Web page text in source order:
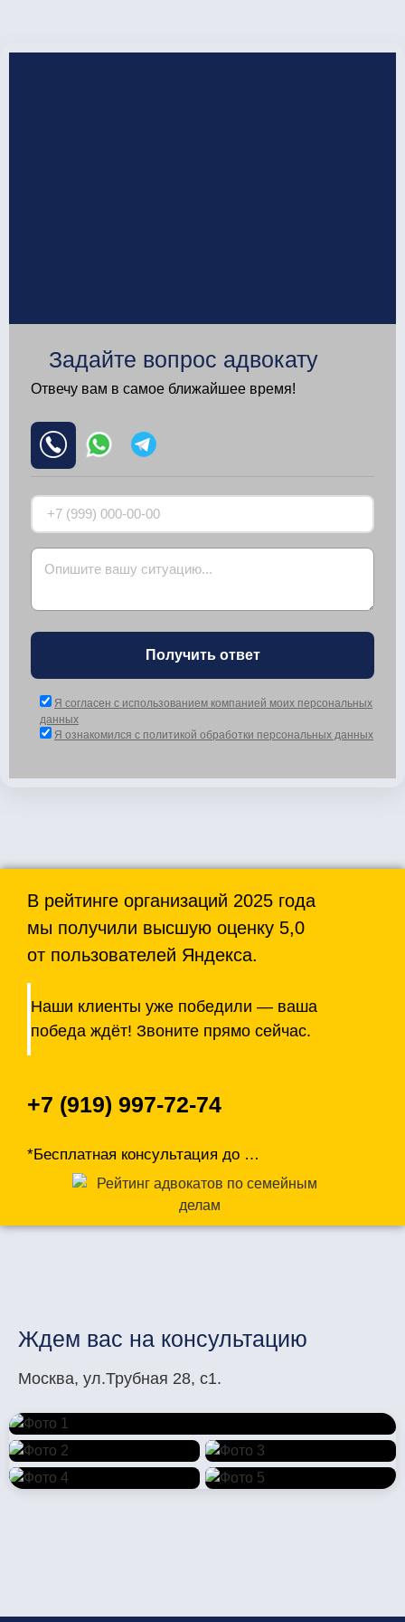
Задайте вопрос адвокату
Отвечу вам в самое ближайшее время!
Получить ответ
Я согласен с использованием компанией моих персональных
данных
Я ознакомился с политикой обработки персональных данных
В рейтинге организаций 2025 года
мы получили высшую оценку 5,0
от пользователей Яндекса.
Наши клиенты уже победили — ваша
победа ждёт! Звоните прямо сейчас.
+7 (919) 997-72-74
*Бесплатная консультация до …
Ждем вас на консультацию
Москва, ул.Трубная 28, с1.